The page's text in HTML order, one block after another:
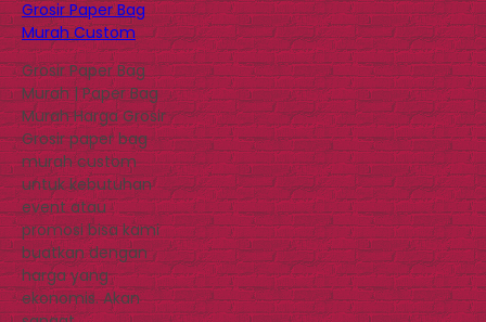
Grosir Paper Bag
Murah Custom
Grosir Paper Bag
Murah | Paper Bag
Murah Harga Grosir
Grosir paper bag
murah custom
untuk kebutuhan
event atau
promosi bisa kami
buatkan dengan
harga yang
ekonomis. Akan